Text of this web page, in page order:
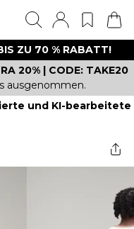
ZU 70 % RABATT!
20% | CODE: TAKE20
ausgenommen.
und KI-bearbeitete